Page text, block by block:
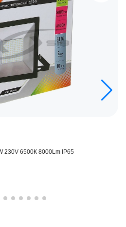
230V 6500К 8000Lm IP65